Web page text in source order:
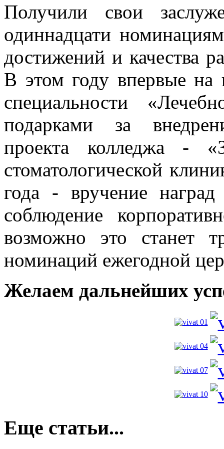
Получили свои
одиннадцати
достижений и качества
В этом году впервые на
специальности
подарками за
проекта колледжа -
стоматологической
года - вручение
соблюдение
возможно это станет
номинаций ежегодной
Желаем дальнейших
Еще статьи...